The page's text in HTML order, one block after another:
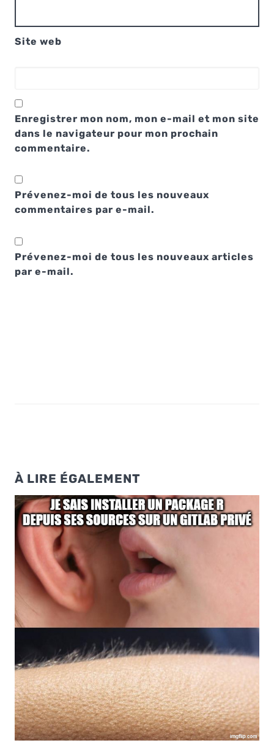
Site web
Enregistrer mon nom, mon e-mail et mon site
dans le navigateur pour mon prochain
commentaire.
Prévenez-moi de tous les nouveaux
commentaires par e-mail.
Prévenez-moi de tous les nouveaux articles
par e-mail.
À LIRE ÉGALEMENT